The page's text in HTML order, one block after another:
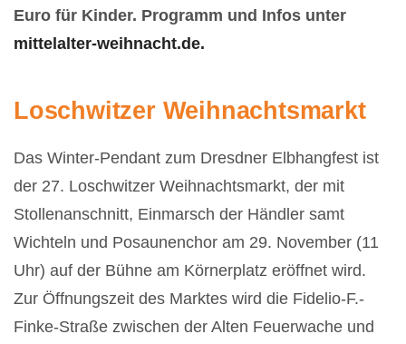
Euro für Kinder. Programm und Infos unter
mittelalter-weihnacht.de.
Loschwitzer Weihnachtsmarkt
Das Winter-Pendant zum Dresdner Elbhangfest ist
der 27. Loschwitzer Weihnachtsmarkt, der mit
Stollenanschnitt, Einmarsch der Händler samt
Wichteln und Posaunenchor am 29. November (11
Uhr) auf der Bühne am Körnerplatz eröffnet wird.
Zur Öffnungszeit des Marktes wird die Fidelio-F.-
Finke-Straße zwischen der Alten Feuerwache und